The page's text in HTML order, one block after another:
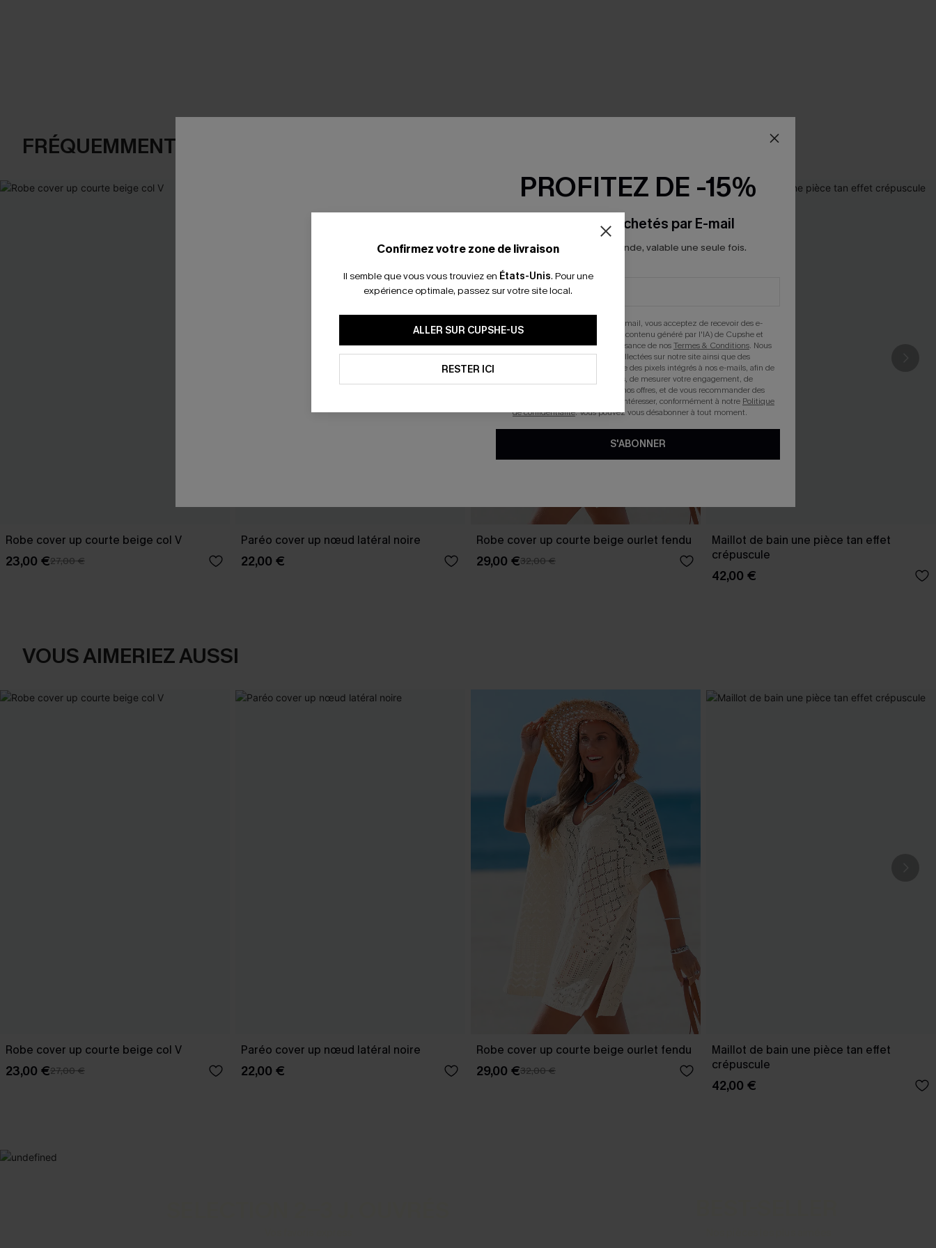
FRÉQUEMMENT ACHETÉS ENSEMBLE
Robe cover up courte beige col V
23,00 €27,00 €
Paréo cover up nœud latéral noire
22,00 €
Robe cover up courte beige ourlet fendu
29,00 €32,00 €
Maillot de bain une pièce tan effet
crépuscule
42,00 €
VOUS AIMERIEZ AUSSI
Robe cover up courte beige col V
23,00 €27,00 €
Paréo cover up nœud latéral noire
22,00 €
Robe cover up courte beige ourlet fendu
29,00 €32,00 €
Maillot de bain une pièce tan effet
crépuscule
42,00 €
Confirmez votre zone de livraison
Il semble que vous vous trouviez en États-Unis. Pour une
expérience optimale, passez sur votre site local.
ALLER SUR CUPSHE-US
RESTER ICI
PROFITEZ DE -15%
-15% dès 2 Achetés par E-mail
*Un code par commande, valable une seule fois.
En soumettant votre adresse e-mail, vous acceptez de recevoir des e-
mails marketing (y compris du contenu généré par l'IA) de Cupshe et
reconnaissez avoir pris connaissance de nosTermes & Conditions. Nous
pouvons utiliser les données collectées sur notre site ainsi que des
technologies de suivi, telles que des pixels intégrés à nos e-mails, afin de
savoir si ceux-ci ont été ouverts, de mesurer votre engagement, de
personnaliser nos contenus et nos offres, et de vous recommander des
produits susceptibles de vous intéresser, conformément à notre Politique
de confidentialité. Vous pouvez vous désabonner à tout moment.
S'ABONNER